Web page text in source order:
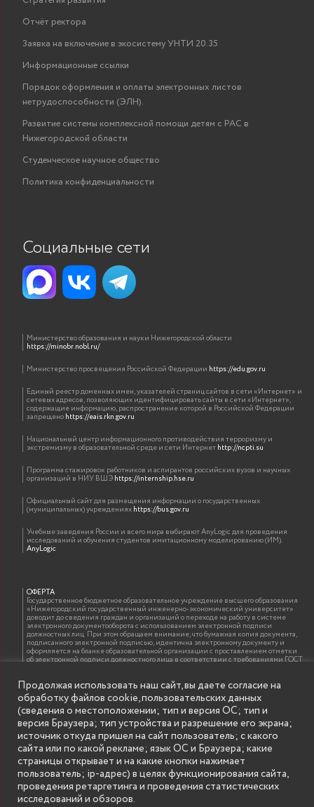
Отчёт ректора
Заявка на включение в экосистему УНТИ 20.35
Информационные ссылки
Порядок оформления и оплаты электронных листов
нетрудоспособности (ЭЛН).
Развитие системы комплексной помощи детям с РАС в
Нижегородской области
Студенческое научное общество
Политика конфиденциальности
Социальные сети
Министерство образования и науки Нижегородской области
https://minobr.nobl.ru/
Министерство просвещения Российской Федерации https://edu.gov.ru
Единый реестр доменных имен, указателей страниц сайтов в сети «Интернет» и
сетевых адресов, позволяющих идентифицировать сайты в сети «Интернет»,
содержащие информацию, распространение которой в Российской Федерации
запрещеноhttps://eais.rkn.gov.ru
Национальный центр информационного противодействия терроризму и
экстремизму в образовательной среде и сети Интернетhttp://ncpti.su
Программа стажировок работников и аспирантов российских вузов и научных
организаций в НИУ ВШЭhttps://internship.hse.ru
Официальный сайт для размещения информации о государственных
(муниципальных) учрежденияхhttps://bus.gov.ru
Учебные заведения России и всего мира выбирают AnyLogic для проведения
исследований и обучения студентов имитационному моделированию (ИМ).
AnyLogic
ОФЕРТА
Государственное бюджетное образовательное учреждение высшего образования
«Нижегородский государственный инженерно-экономический университет»
доводит до сведения граждан и организаций о переходе на работу в системе
электронного документооборота с использованием электронной подписи
должностных лиц. При этом обращаем внимание, что бумажная копия документа,
подписанного электронной подписью, идентична электронному документу и
оформляется на бланке образовательной организации с проставлением отметки
об электронной подписи должностного лица в соответствии с требованиями ГОСТ
ИНФОРМАЦИЯ ДЛЯ ПРАВООБЛАДАТЕЛЕЙ
Все права на аудио и видео материалы, представленные на нашем сайте
принадлежат их законным владельцам и предназначены только для ознакомления.
Наличие материалов на сайте никаким образом не претендует на обозначение
нашего авторского права на данные материалы. Авторы не несут ответственности
за возможные последствия использования их в целях, запрещенных Уголовным
Кодексом Российской Федерации. Если вы соглашаетесь с указанными
условиями, то можете приступить к просмотру материалов. Иначе вы должны
немедленно покинуть сайт. Все материалы, размещенные на сайте, взяты с
открытых (общедоступных) источников. Если Вы являетесь правообладателем
какого-либо материала, размещённого на этом сайте, и не хотели бы чтобы данная
Продолжая использовать наш сайт, вы даете согласие на
обработку файлов cookie, пользовательских данных
(сведения о местоположении; тип и версия ОС; тип и
версия Браузера; тип устройства и разрешение его экрана;
источник откуда пришел на сайт пользователь; с какого
сайта или по какой рекламе; язык ОС и Браузера; какие
страницы открывает и на какие кнопки нажимает
пользователь; ip-адрес) в целях функционирования сайта,
проведения ретаргетинга и проведения статистических
исследований и обзоров.